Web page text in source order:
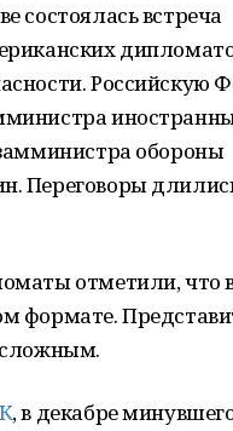
состоялась встреча
Российскую
обороны
Переговоры
отметили, что
формате.
сложным.
, в декабре